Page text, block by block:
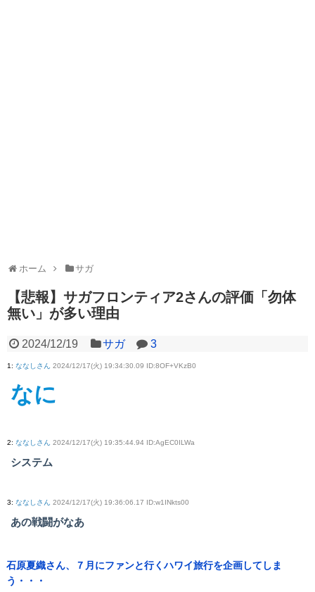
ホーム サガ
【悲報】サガフロンティア2さんの評価「勿体
無い」が多い理由
2024/12/19 サガ 3
1: ななしさん 2024/12/17(火) 19:34:30.09 ID:8OF+VKzB0
なに
2: ななしさん 2024/12/17(火) 19:35:44.94 ID:AgEC0ILWa
システム
3: ななしさん 2024/12/17(火) 19:36:06.17 ID:w1INkts00
あの戦闘がなあ
石原夏織さん、７月にファンと行くハワイ旅行を企画してしま
う・・・